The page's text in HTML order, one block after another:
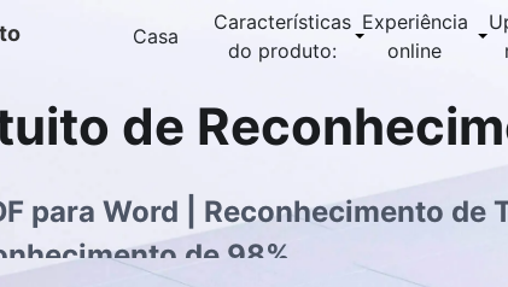
Casa
Características
do produto:
Experiência
online
de
para Word | Reconhecimento de
de 98%